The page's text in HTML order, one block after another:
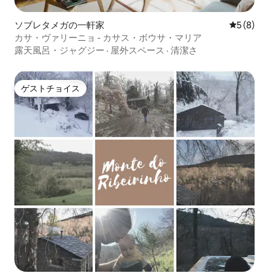
ソブレタメガの一軒家 レビュー
5 (8)
カサ・ヴァリーニョ - カサス・ボウサ・マリア
露天風呂・ジャグジー · 屋外スペース · 清潔さ
ゲストチョイス
ゲストチョイス